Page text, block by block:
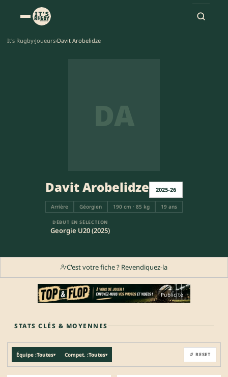
It's Rugby›Joueurs›Davit Arobelidze
DA
Davit Arobelidze 2025-26
Arrière Géorgien 190 cm · 85 kg 19 ans
DÉBUT EN SÉLECTION
Georgie U20 (2025)
C'est votre fiche ? Revendiquez-la
Publicité
STATS CLÉS & MOYENNES
Équipe :Toutes▾ Compet. :Toutes▾ ↺ RESET